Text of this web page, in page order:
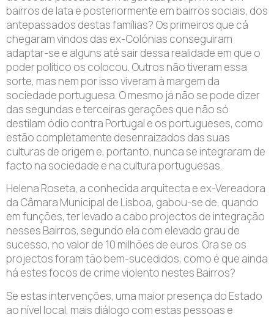
bairros de lata e posteriormente em bairros sociais, dos
antepassados destas famílias? Os primeiros que cá
chegaram vindos das ex-Colónias conseguiram
adaptar-se e alguns até sair dessa realidade em que o
poder político os colocou. Outros não tiveram essa
sorte, mas nem por isso viveram à margem da
sociedade portuguesa. O mesmo já não se pode dizer
das segundas e terceiras gerações que não só
destilam ódio contra Portugal e os portugueses, como
estão completamente desenraizados das suas
culturas de origem e, portanto, nunca se integraram de
facto na sociedade e na cultura portuguesas.
Helena Roseta, a conhecida arquitecta e ex-Vereadora
da Câmara Municipal de Lisboa, gabou-se de, quando
em funções, ter levado a cabo projectos de integração
nesses Bairros, segundo ela com elevado grau de
sucesso, no valor de 10 milhões de euros. Ora se os
projectos foram tão bem-sucedidos, como é que ainda
há estes focos de crime violento nestes Bairros?
Se estas intervenções, uma maior presença do Estado
ao nível local, mais diálogo com estas pessoas e